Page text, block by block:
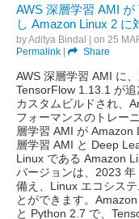
AWS 深層学習 AMI が
し Amazon Linux 2 に
byAditya Bindal | on 25
Permalink
Share
AWS 深層学習 AMI に
TensorFlow 1.13.1 が
カスタムビルドされ、
フォーマンスのトレー
層学習 AMI が Amazon
層学習 AMI と Deep
Linux である Amazon
バージョンは、2023
備え、Linux エコシス
とができます。
と Python 2.7 で、